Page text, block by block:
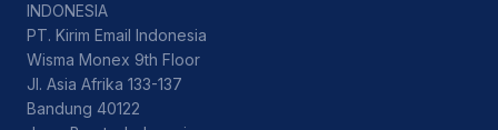
INDONESIA
PT. Kirim Email Indonesia
Wisma Monex 9th Floor
Jl. Asia Afrika 133-137
Bandung 40122